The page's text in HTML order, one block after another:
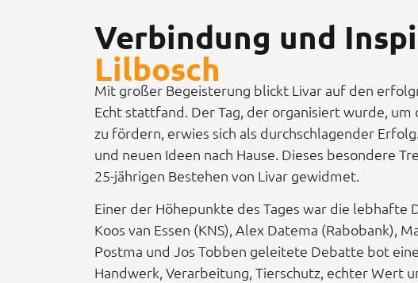
Verbindung und
Lilbosch
Mit großer Begeisterung blickt Livar auf den
Echt stattfand. Der Tag, der organisiert wurde,
zu fördern, erwies sich als durchschlagender
und neuen Ideen nach Hause. Dieses besondere
25-jährigen Bestehen von Livar gewidmet.
Einer der Höhepunkte des Tages war die
Koos van Essen (KNS), Alex Datema (Rabobank),
Postma und Jos Tobben geleitete Debatte bot
Handwerk, Verarbeitung, Tierschutz, echter Wert